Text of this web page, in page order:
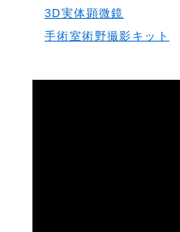
3D実体顕微鏡
手術室術野撮影キット